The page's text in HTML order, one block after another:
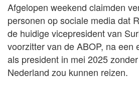
Afgelopen weekend claimden
personen op sociale media dat
de huidige vicepresident van
voorzitter van de ABOP, na een
als president in mei 2025
Nederland zou kunnen reizen.